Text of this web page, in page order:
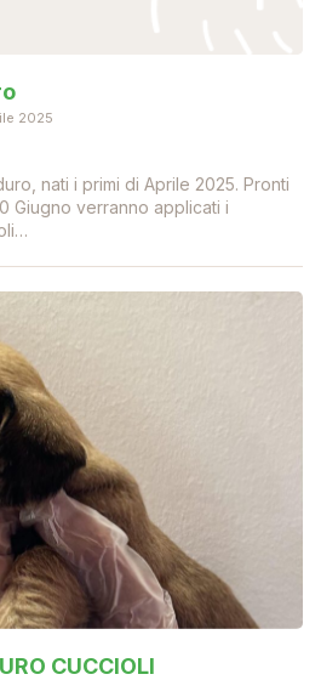
2025
nati i primi di Aprile 2025. Pronti
Giugno verranno applicati i
CUCCIOLI